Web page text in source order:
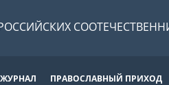
ПРАВОСЛАВНЫЙ ПРИХОД